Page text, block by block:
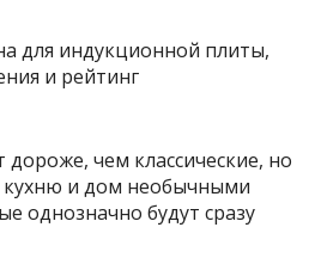
дороже, чем классические, но
кухню и дом необычными
однозначно будут сразу